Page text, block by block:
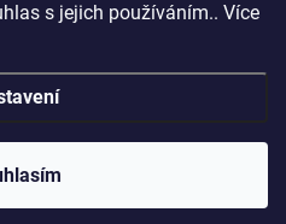
s jejich používáním.. Více
ochrany osobních údajů
. Všechna práva vyhrazena.